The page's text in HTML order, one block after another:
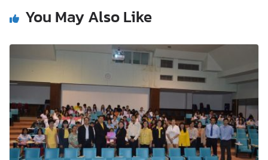
You May Also Like